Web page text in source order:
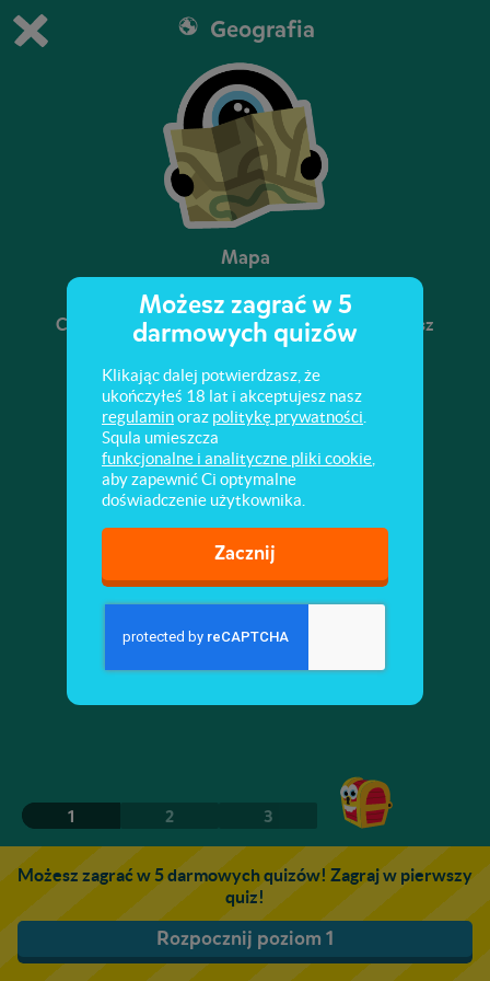
Grasz w wersję demonstracyjną Squli
Kup teraz!
1
Geografia
Mapa
Czy wiesz, czym jest legenda na mapie? Potrafisz
wymienić różne rodzaje map? Wiesz, czym są
poziomice? Sprawdź to!
1 2 3
Możesz zagrać w 5 darmowych quizów! Zagraj w pierwszy
quiz!
Rozpocznij poziom 1
Możesz zagrać w 5
darmowych quizów
Klikając dalej potwierdzasz, że
ukończyłeś 18 lat i akceptujesz nasz
regulaminoraz politykę prywatności
Squla umieszcza
funkcjonalne i analityczne pliki cookie
aby zapewnić Ci optymalne
doświadczenie użytkownika.
Zacznij